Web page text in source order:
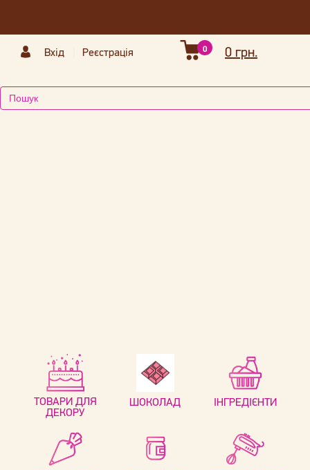
Вхід Реєстрація 0 грн.
0
ТОВАРИ ДЛЯ
ДЕКОРУ
ШОКОЛАД ІНГРЕДІЄНТИ